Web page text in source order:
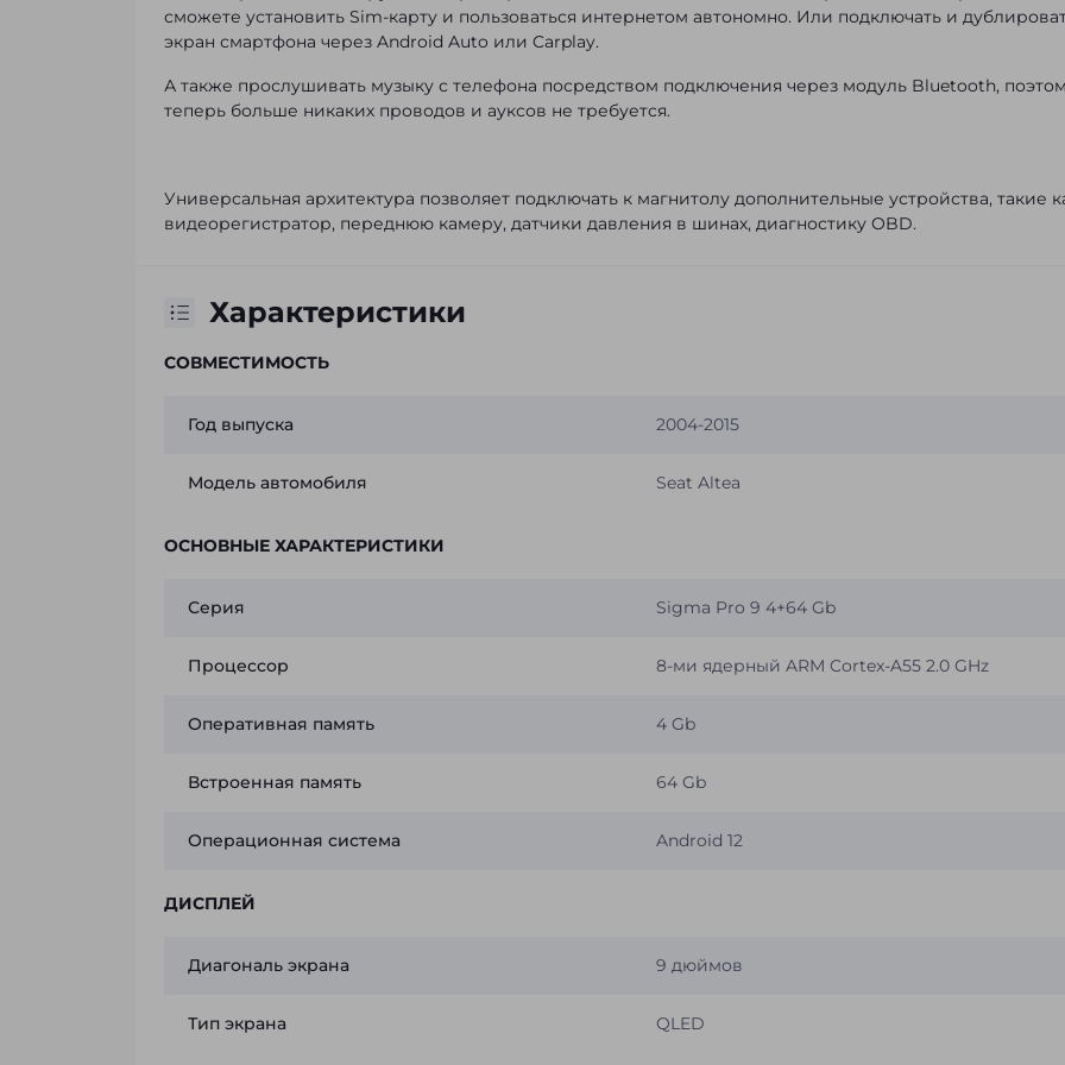
сможете установить Sim-карту и пользоваться интернетом автономно. Или подключать и
экран смартфона через Android Auto или Carplay.
А также прослушивать музыку с телефона посредством подключения через модуль Bluetooth,
теперь больше никаких проводов и ауксов не требуется.
Универсальная архитектура позволяет подключать к магнитолу дополнительные устройства, такие
видеорегистратор, переднюю камеру, датчики давления в шинах, диагностику OBD.
Характеристики
СОВМЕСТИМОСТЬ
Год выпуска 2004-2015
Модель автомобиля Seat Altea
ОСНОВНЫЕ ХАРАКТЕРИСТИКИ
Серия Sigma Pro 9 4+64 Gb
Процессор 8-ми ядерный ARM Cortex-A55 2.0 GHz
Оперативная память 4 Gb
Встроенная память 64 Gb
Операционная система Android 12
ДИСПЛЕЙ
Диагональ экрана 9 дюймов
Тип экрана QLED